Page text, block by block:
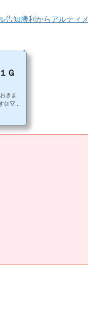
告知勝利からアルティメ
Ｇ
きま
す(≧▽
のです